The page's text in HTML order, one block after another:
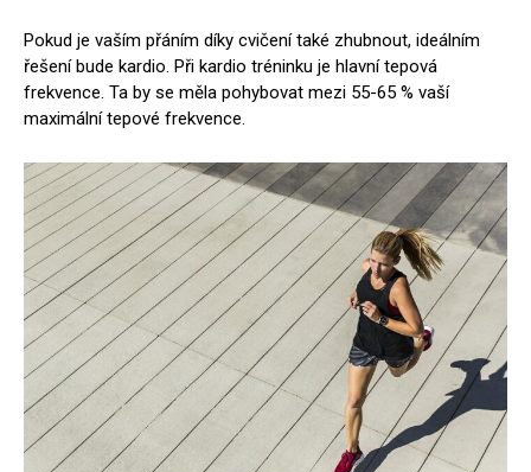
Pokud je vaším přáním díky cvičení také zhubnout, ideálním
řešení bude kardio. Při kardio tréninku je hlavní tepová
frekvence. Ta by se měla pohybovat mezi 55-65 % vaší
maximální tepové frekvence.